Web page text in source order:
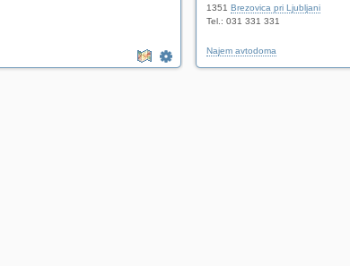
1351 Brezovica pri Ljubljani
Tel.: 031 331 331
Najem avtodoma